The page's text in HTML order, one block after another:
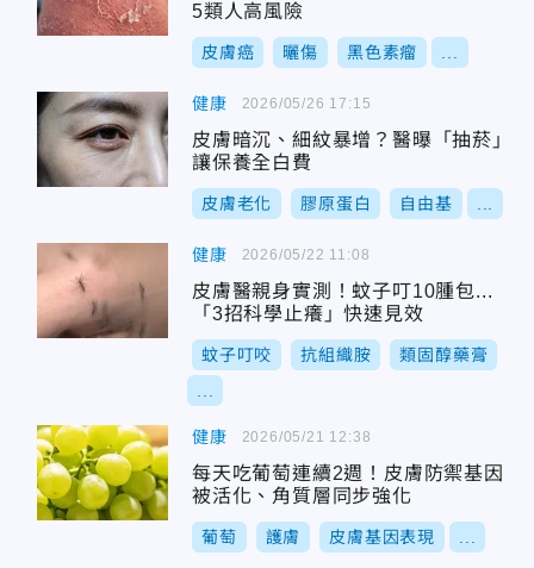
5類人高風險
皮膚癌 曬傷 黑色素瘤
健康
皮膚暗沉、細紋暴增？醫曝「抽菸」
讓保養全白費
皮膚老化 膠原蛋白 自由基
2026/05/26 17:15
健康
皮膚醫親身實測！蚊子叮10腫包...
「3招科學止癢」快速見效
蚊子叮咬 抗組織胺 類固醇藥膏
2026/05/22 11:08
健康
每天吃葡萄連續2週！皮膚防禦基因
被活化、角質層同步強化
葡萄 護膚 皮膚基因表現
2026/05/21 12:38